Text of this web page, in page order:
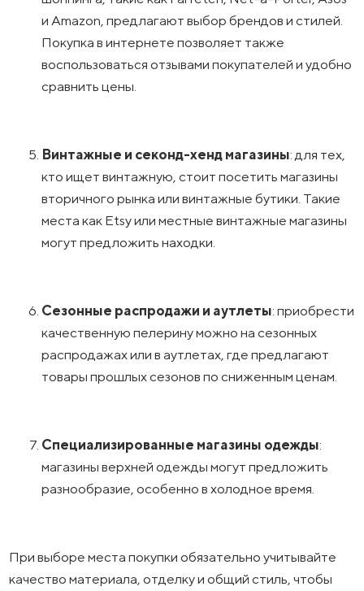
и Amazon, предлагают выбор брендов и стилей.
Покупка в интернете позволяет также
воспользоваться отзывами покупателей и удобно
сравнить цены.
Винтажные и секонд-хенд магазины: для тех,
кто ищет винтажную, стоит посетить магазины
вторичного рынка или винтажные бутики. Такие
места как Etsy или местные винтажные магазины
могут предложить находки.
Сезонные распродажи и аутлеты: приобрести
качественную пелерину можно на сезонных
распродажах или в аутлетах, где предлагают
товары прошлых сезонов по сниженным ценам.
Специализированные магазины одежды:
магазины верхней одежды могут предложить
разнообразие, особенно в холодное время.
При выборе места покупки обязательно учитывайте
качество материала, отделку и общий стиль, чтобы